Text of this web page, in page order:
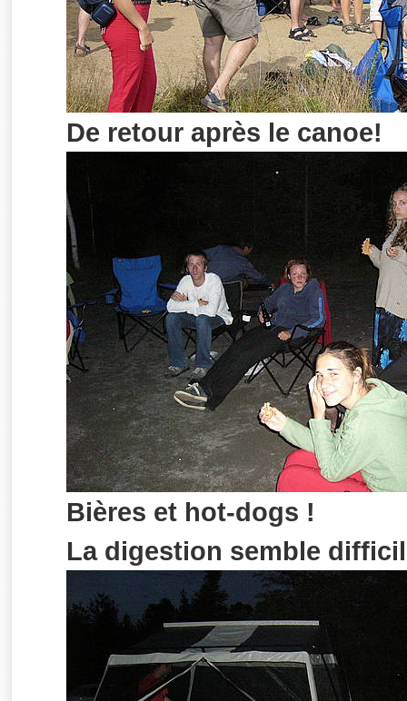
De retour après le canoe!
Bières et hot-dogs !
La digestion semble